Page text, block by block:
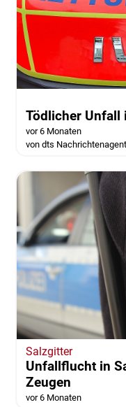
Tödlicher Unfall
vor 6 Monaten
von dts
Salzgitter
Unfallflucht in
Zeugen
vor 6 Monaten